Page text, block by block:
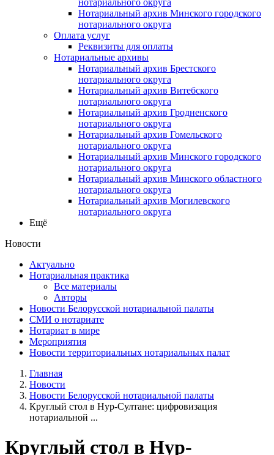
Нотариальный архив Минского городского
нотариального округа
Оплата услуг
Реквизиты для оплаты
Нотариальные архивы
Нотариальный архив Брестского
нотариального округа
Нотариальный архив Витебского
нотариального округа
Нотариальный архив Гродненского
нотариального округа
Нотариальный архив Гомельского
нотариального округа
Нотариальный архив Минского городского
нотариального округа
Нотариальный архив Минского областного
нотариального округа
Нотариальный архив Могилевского
нотариального округа
Ещё
Новости
Актуально
Нотариальная практика
Все материалы
Авторы
Новости Белорусской нотариальной палаты
СМИ о нотариате
Нотариат в мире
Мероприятия
Новости территориальных нотариальных палат
Главная
Новости
Новости Белорусской нотариальной палаты
Круглый стол в Нур-Султане: цифровизация
нотариальной ...
Круглый стол в Нур-